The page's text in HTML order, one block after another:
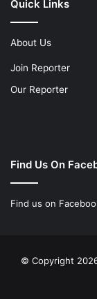
Quick Links
About Us
Join Reporter
Our Reporter
Find Us On
Find us on
© Copyright